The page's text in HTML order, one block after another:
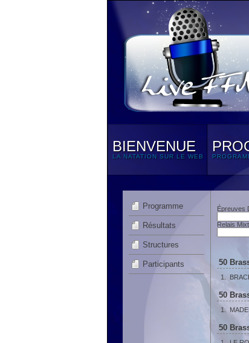
BIENVENUE
LA NATATION SUR LE WEB
Programme
Résultats
Structures
Participants
Épreuves
Relais
50
1.
50
1.
50